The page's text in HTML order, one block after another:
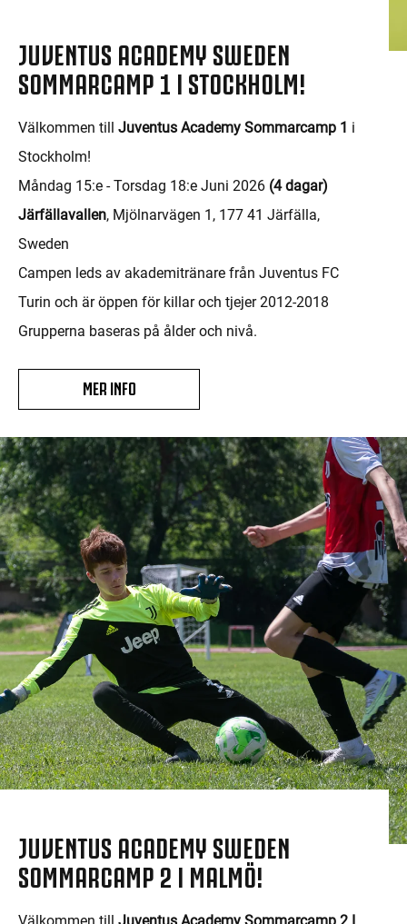
JUVENTUS ACADEMY SWEDEN
SOMMARCAMP 1 I STOCKHOLM!
Välkommen till Juventus Academy Sommarcamp 1 i
Stockholm!
Måndag 15:e - Torsdag 18:e Juni 2026 (4 dagar)
Järfällavallen, Mjölnarvägen 1, 177 41 Järfälla,
Sweden
Campen leds av akademitränare från Juventus FC
Turin och är öppen för killar och tjejer 2012-2018
Grupperna baseras på ålder och nivå.
MER INFO
JUVENTUS ACADEMY SWEDEN
SOMMARCAMP 2 I MALMÖ!